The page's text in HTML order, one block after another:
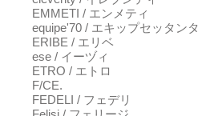
EMMETI / エンメティ
equipe'70 / エキップセッタンタ
ERIBE / エリベ
ese / イーヅィ
ETRO / エトロ
F/CE.
FEDELI / フェデリ